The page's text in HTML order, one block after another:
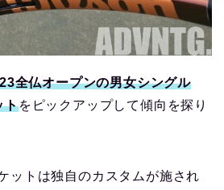
全仏オープンの男女シングル
トをピックアップして傾向を探り
ットは独自のカスタムが施され